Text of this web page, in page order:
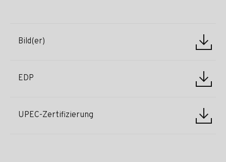
Bild(er)
EDP
UPEC-Zertifizierung